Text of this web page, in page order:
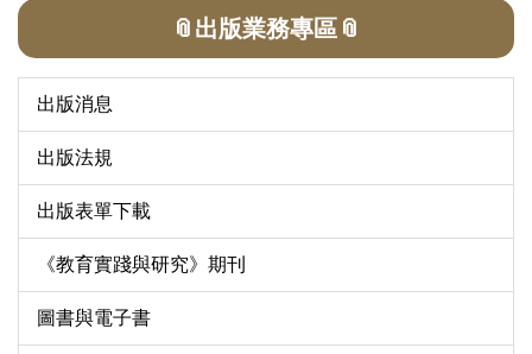
📎出版業務專區📎
出版消息
出版法規
出版表單下載
《教育實踐與研究》期刊
圖書與電子書